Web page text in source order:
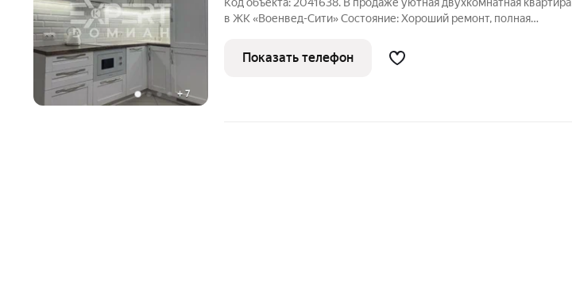
+7
в ЖК «Военвед-Сити» Состояние: Хороший ремонт, полная
варочная панель, микроволновая печь. Комнаты: сплит-системы в
каждом
Показать телефон